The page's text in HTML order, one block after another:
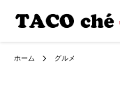
ホーム グルメ